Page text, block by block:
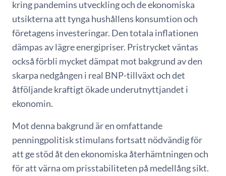
kring pandemins utveckling och de ekonomiska
utsikterna att tynga hushållens konsumtion och
företagens investeringar. Den totala inflationen
dämpas av lägre energipriser. Pristrycket väntas
också förbli mycket dämpat mot bakgrund av den
skarpa nedgången i real BNP-tillväxt och det
åtföljande kraftigt ökade underutnyttjandet i
ekonomin.
Mot denna bakgrund är en omfattande
penningpolitisk stimulans fortsatt nödvändig för
att ge stöd åt den ekonomiska återhämtningen och
för att värna om prisstabiliteten på medellång sikt.